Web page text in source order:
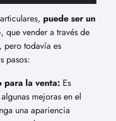
puede ser un
, que vender a través de
pero todavía es
pasos:
para la venta: Es
mejoras en el
una apariencia